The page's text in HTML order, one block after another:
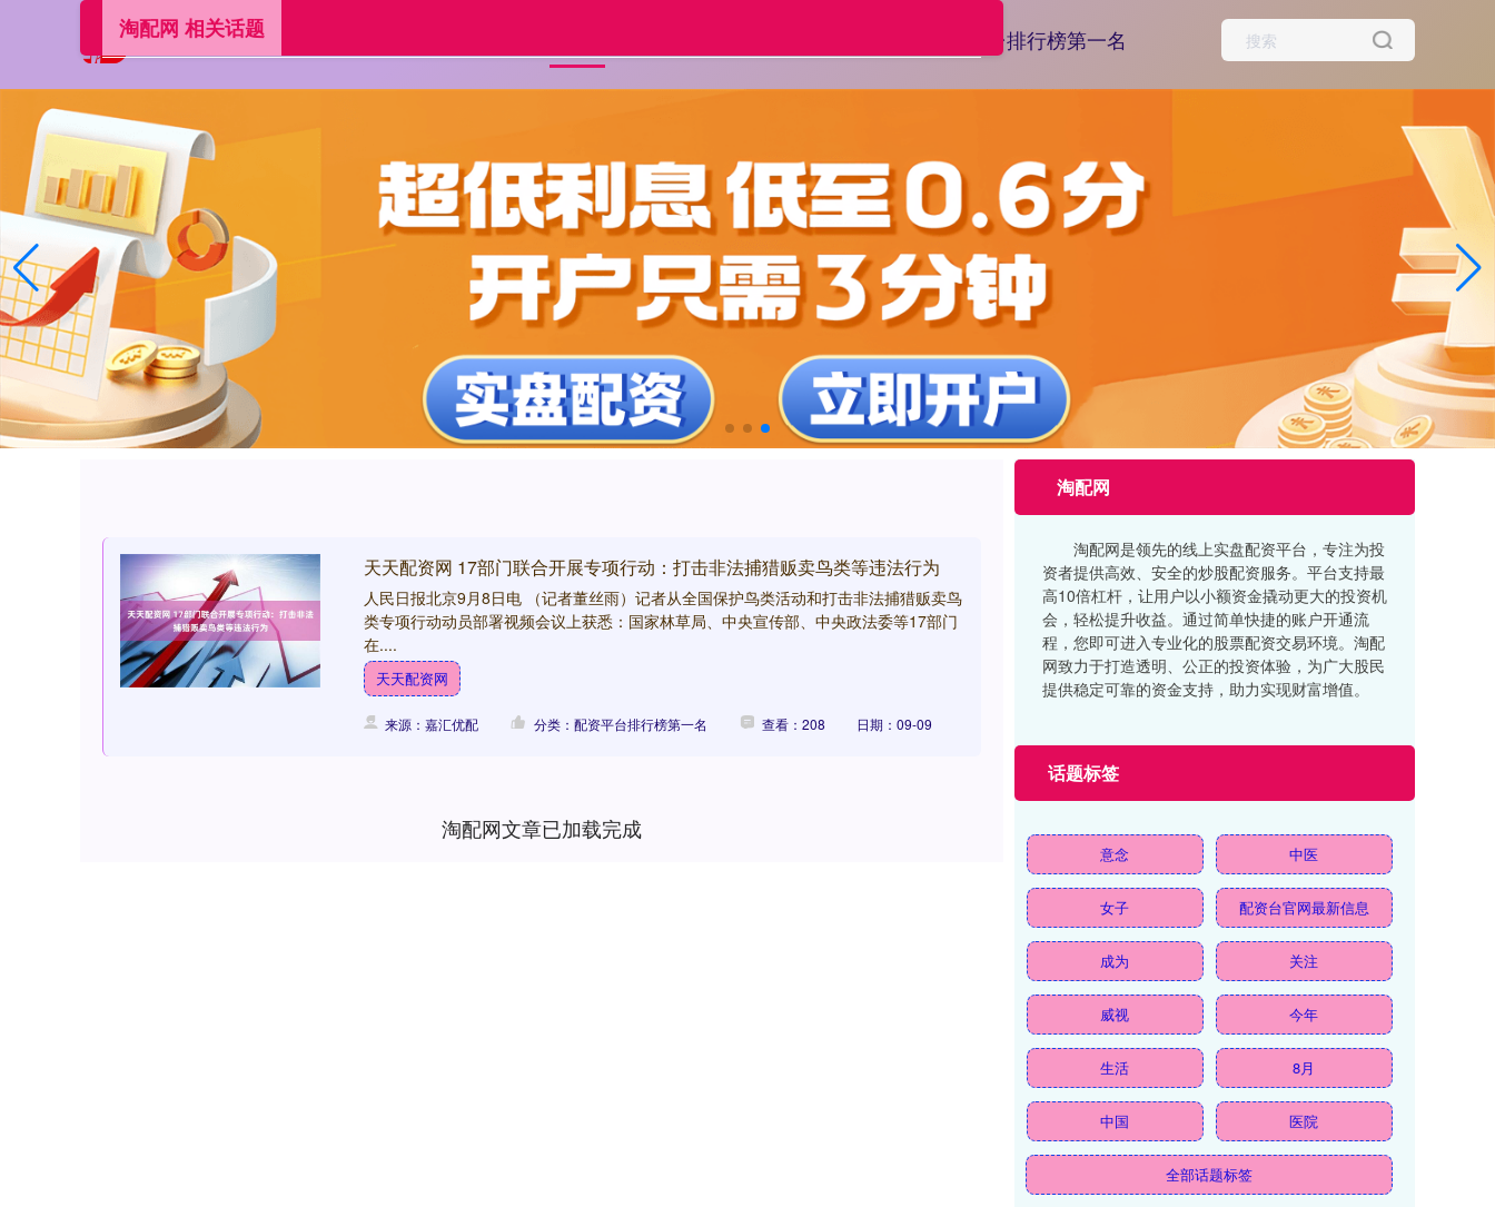
配资平台排行榜第一名
淘配网 相关话题
天天配资网 17部门联合开展专项行动：打击非法捕猎贩卖鸟类等违法行为
人民日报北京9月8日电 （记者董丝雨）记者从全国保护鸟类活动和打击非法捕猎贩卖鸟
类专项行动动员部署视频会议上获悉：国家林草局、中央宣传部、中央政法委等17部门
在....
天天配资网
来源：嘉汇优配 分类：配资平台排行榜第一名 查看：208 日期：09-09
淘配网文章已加载完成
淘配网
淘配网是领先的线上实盘配资平台，专注为投
资者提供高效、安全的炒股配资服务。平台支持最
高10倍杠杆，让用户以小额资金撬动更大的投资机
会，轻松提升收益。通过简单快捷的账户开通流
程，您即可进入专业化的股票配资交易环境。淘配
网致力于打造透明、公正的投资体验，为广大股民
提供稳定可靠的资金支持，助力实现财富增值。
话题标签
意念 中医
女子 配资台官网最新信息
成为 关注
威视 今年
生活 8月
中国 医院
全部话题标签